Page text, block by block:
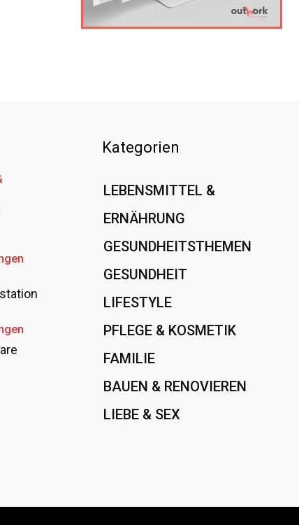
Kategorien
LEBENSMITTEL &
ERNÄHRUNG
GESUNDHEITSTHEMEN
GESUNDHEIT
LIFESTYLE
PFLEGE & KOSMETIK
FAMILIE
BAUEN & RENOVIEREN
LIEBE & SEX